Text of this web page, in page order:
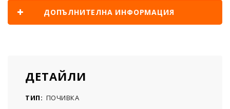
ДОПЪЛНИТЕЛНА ИНФОРМАЦИЯ
ДЕТАЙЛИ
ТИП: ПОЧИВКА